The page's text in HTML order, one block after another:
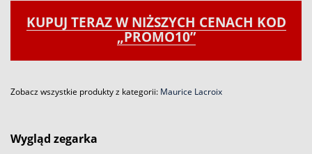
KUPUJ TERAZ W NIŻSZYCH CENACH KOD
„PROMO10”
Zobacz wszystkie produkty z kategorii: Maurice Lacroix
Wygląd zegarka